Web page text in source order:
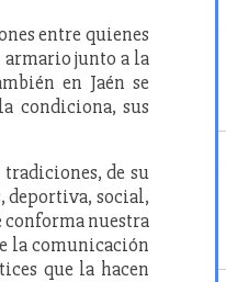
entre quienes
armario junto a la
en Jaén se
condiciona, sus
tradiciones, de su
deportiva, social,
conforma nuestra
la comunicación
que la hacen